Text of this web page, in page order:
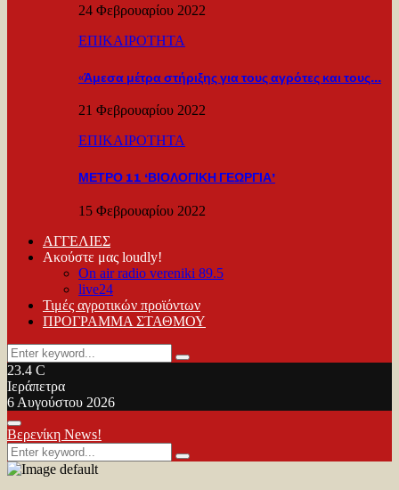
24 Φεβρουαρίου 2022
ΕΠΙΚΑΙΡΟΤΗΤΑ
«Άμεσα μέτρα στήριξης για τους αγρότες και τους…
21 Φεβρουαρίου 2022
ΕΠΙΚΑΙΡΟΤΗΤΑ
ΜΕΤΡΟ 11 ‘ΒΙΟΛΟΓΙΚΗ ΓΕΩΡΓΙΑ’
15 Φεβρουαρίου 2022
ΑΓΓΕΛΙΕΣ
Ακούστε μας loudly!
On air radio vereniki 89.5
live24
Τιμές αγροτικών προϊόντων
ΠΡΟΓΡΑΜΜΑ ΣΤΑΘΜΟΥ
Search
for:
Search
23.4 C
Ιεράπετρα
6 Αυγούστου 2026
Facebook
Twitter
Youtube
Primary
Menu
Βερενίκη News!
Search
for:
Search